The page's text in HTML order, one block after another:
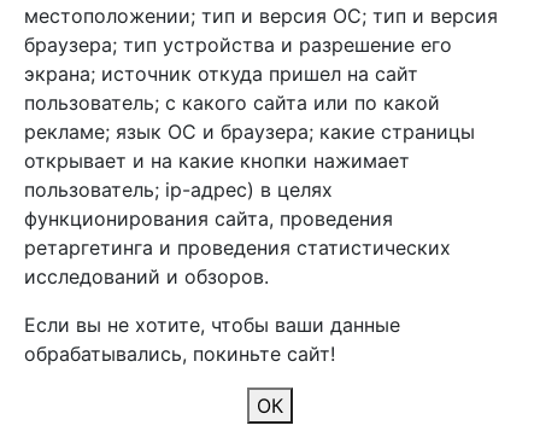
Арбен текстиль г. Щелково, пер.
1-й Советский д.25, владение 2.
Мы в соц. сетях
местоположении; тип и версия ОС; тип и версия
браузера; тип устройства и разрешение его
экрана; источник откуда пришел на сайт
пользователь; с какого сайта или по какой
рекламе; язык ОС и браузера; какие страницы
открывает и на какие кнопки нажимает
пользователь; ip-адрес) в целях
функционирования сайта, проведения
ретаргетинга и проведения статистических
исследований и обзоров.
Если вы не хотите, чтобы ваши данные
обрабатывались, покиньте сайт!
ОК